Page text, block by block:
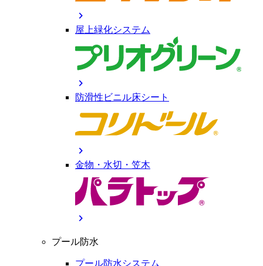
chevron_right
屋上緑化システム
chevron_right
防滑性ビニル床シート
chevron_right
金物・水切・笠木
chevron_right
プール防水
プール防水システム